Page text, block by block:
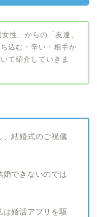
性」からの「友達、
込む・辛い・相手が
て紹介していきま
、結婚式のご祝儀
婚できないのでは
は婚活アプリを駆